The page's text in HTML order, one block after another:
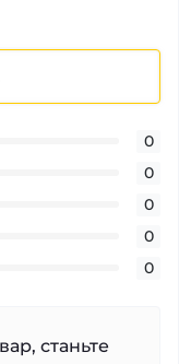
0
0
0
0
0
станьте